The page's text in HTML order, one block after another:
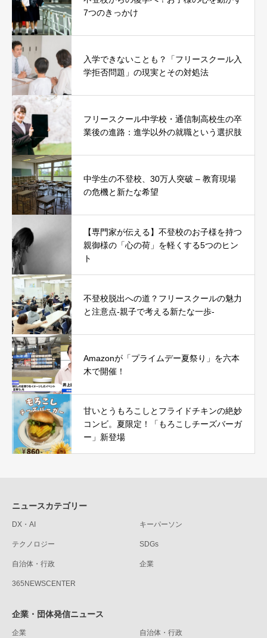
7つのきっかけ
入学できないことも？「フリースクール入
学拒否問題」の現実とその対処法
フリースクール中学校・通信制高校生の卒
業後の進路：進学以外の就職という選択肢
中学生の不登校、30万人突破 – 教育現場
の危機と新たな希望
【専門家が伝える】不登校のお子様を持つ
親御様の「心の荷」を軽くする5つのヒン
ト
不登校脱出への道？フリースクールの魅力
と注意点-親子で考える新たな一歩-
Amazonが「プライムデー夏祭り」を六本
木で開催！
甘いとうもろこしとフライドチキンの絶妙
コンビ。夏限定！「もろこしチーズバーガ
ー」新登場
ニュースカテゴリー
DX・AI キーパーソン
テクノロジー SDGs
自治体・行政 企業
365NEWSCENTER
企業・団体発信ニュース
企業 自治体・行政